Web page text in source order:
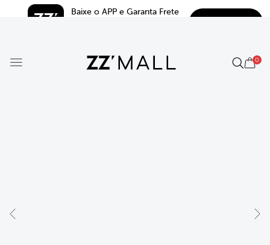
Baixe o APP e Garanta Frete
0